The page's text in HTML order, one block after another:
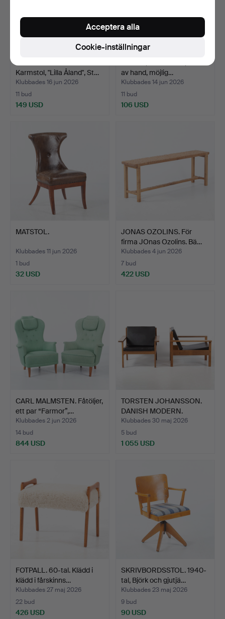
Karmstol, "Lilla Åland", St…
Klubbades 16 jun 2026
11 bud
149 USD
av hand, möjlig…
Klubbades 14 jun 2026
11 bud
106 USD
MATSTOL.
Klubbades 11 jun 2026
1 bud
32 USD
JONAS OZOLINS. För
firma JOnas Ozolins. Bä…
Klubbades 4 jun 2026
7 bud
422 USD
CARL MALMSTEN. Fåtöljer,
ett par “Farmor”,…
Klubbades 2 jun 2026
14 bud
844 USD
TORSTEN JOHANSSON.
DANISH MODERN.
FÅTÖLJER…
Klubbades 30 maj 2026
5 bud
1 055 USD
FOTPALL. 60-tal. Klädd i
klädd i fårskinns…
Klubbades 27 maj 2026
22 bud
426 USD
SKRIVBORDSSTOL. 1940-
tal, Björk och gjutjä…
Klubbades 23 maj 2026
9 bud
90 USD
Cookie-inställningar
Acceptera alla